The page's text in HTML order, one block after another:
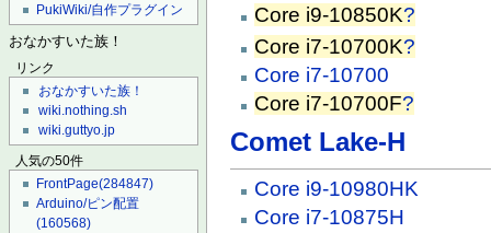
PukiWiki/自作プラグイン
おなかすいた族！
リンク
おなかすいた族！
wiki.nothing.sh
wiki.guttyo.jp
人気の50件
FrontPage(284847)
Arduino/ピン配置
(160568)
Core i9-10850K?
Core i7-10700K?
Core i7-10700
Core i7-10700F?
Comet Lake-H
Core i9-10980HK
Core i7-10875H